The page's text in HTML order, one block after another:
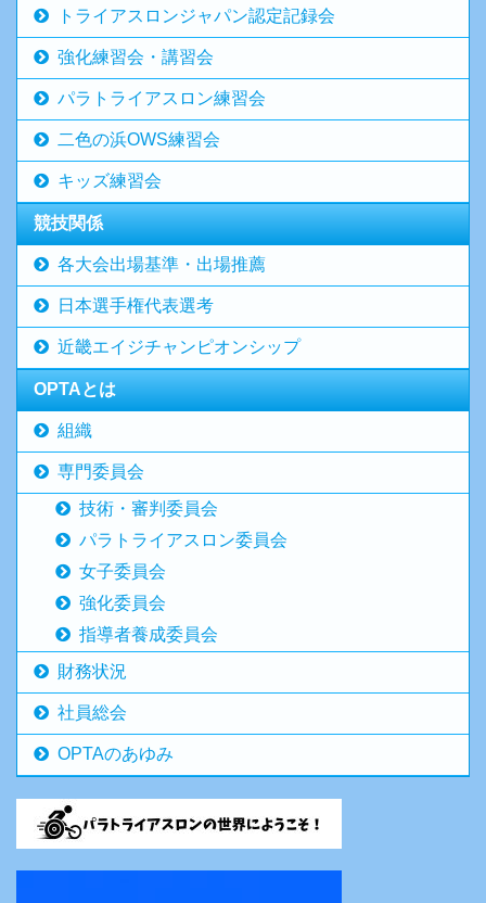
トライアスロンジャパン認定記録会
強化練習会・講習会
パラトライアスロン練習会
二色の浜OWS練習会
キッズ練習会
競技関係
各大会出場基準・出場推薦
日本選手権代表選考
近畿エイジチャンピオンシップ
OPTAとは
組織
専門委員会
技術・審判委員会
パラトライアスロン委員会
女子委員会
強化委員会
指導者養成委員会
財務状況
社員総会
OPTAのあゆみ